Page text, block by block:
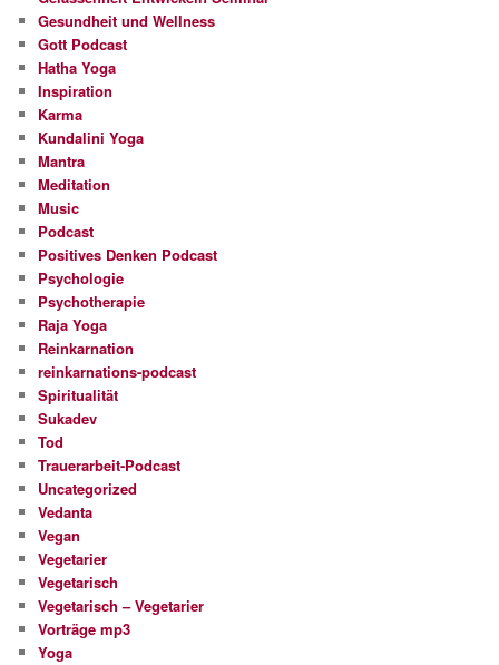
Gesundheit und Wellness
Gott Podcast
Hatha Yoga
Inspiration
Karma
Kundalini Yoga
Mantra
Meditation
Music
Podcast
Positives Denken Podcast
Psychologie
Psychotherapie
Raja Yoga
Reinkarnation
reinkarnations-podcast
Spiritualität
Sukadev
Tod
Trauerarbeit-Podcast
Uncategorized
Vedanta
Vegan
Vegetarier
Vegetarisch
Vegetarisch – Vegetarier
Vorträge mp3
Yoga